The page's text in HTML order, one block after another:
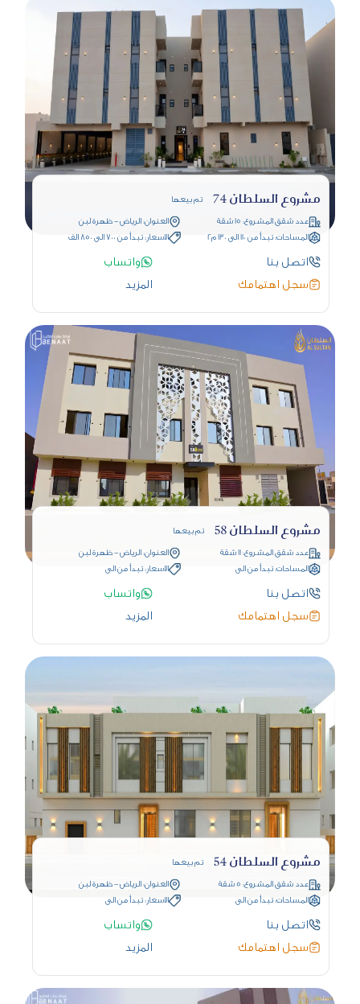
مشروع السلطان 74 تم بيعها
عدد شقق المشروع: 15 شقة
العنوان: الرياض - ظهرة لبن
المساحات: تبدأ من 110 الى 130 م2
الاسعار: تبدأ من 700 الى 850 الف
اتصل بنا
واتساب
سجل اهتمامك
المزيد
مشروع السلطان 58 تم بيعها
عدد شقق المشروع: 11 شقة
العنوان: الرياض - ظهرة لبن
المساحات: تبدأ من الى
الاسعار: تبدأ من الى
اتصل بنا
واتساب
سجل اهتمامك
المزيد
مشروع السلطان 54 تم بيعها
عدد شقق المشروع: 5 شقة
العنوان: الرياض - ظهرة لبن
المساحات: تبدأ من الى
الاسعار: تبدأ من الى
اتصل بنا
واتساب
سجل اهتمامك
المزيد